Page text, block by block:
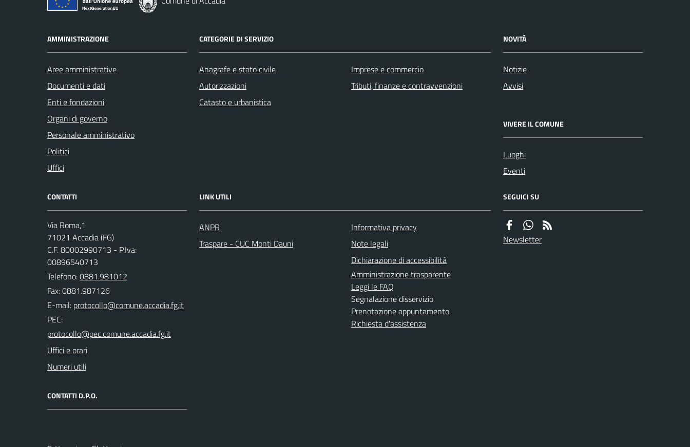
AMMINISTRAZIONE
Aree amministrative
Documenti e dati
Enti e fondazioni
Organi di governo
Personale amministrativo
Politici
Uffici
CATEGORIE DI SERVIZIO
Anagrafe e stato civile
Autorizzazioni
Catasto e urbanistica
Imprese e commercio
Tributi, finanze e contravvenzioni
NOVITÀ
Notizie
Avvisi
VIVERE IL COMUNE
Luoghi
Eventi
CONTATTI
Via Roma,1
71021 Accadia (FG)
C.F. 80002990713 - P.Iva:
00896540713
Telefono:0881.981012
Fax: 0881.987126
E-mail:
PEC:
Uffici e orari
Numeri utili
CONTATTI D.P.O.
LINK UTILI
ANPR
Traspare - CUC Monti Dauni
Informativa privacy
Note legali
Dichiarazione di accessibilità
Amministrazione trasparente
Leggi le FAQ
Segnalazione disservizio
Prenotazione appuntamento
Richiesta d'assistenza
SEGUICI SU
Newsletter